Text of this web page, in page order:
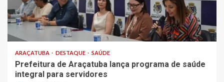
ARAÇATUBA DESTAQUE SAÚDE
Prefeitura de Araçatuba lança programa de saúde
integral para servidores